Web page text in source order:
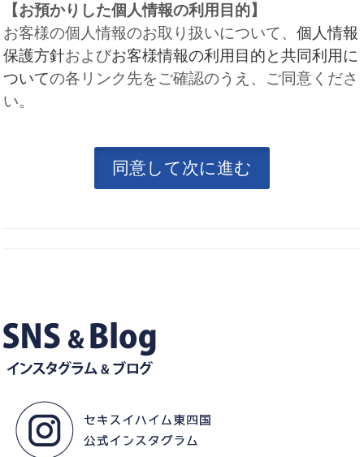
【お預かりした個人情報の利用目的】
お客様の個人情報のお取り扱いについて、個人情報
保護方針およびお客様情報の利用目的と共同利用に
ついての各リンク先をご確認のうえ、ご同意くださ
い。